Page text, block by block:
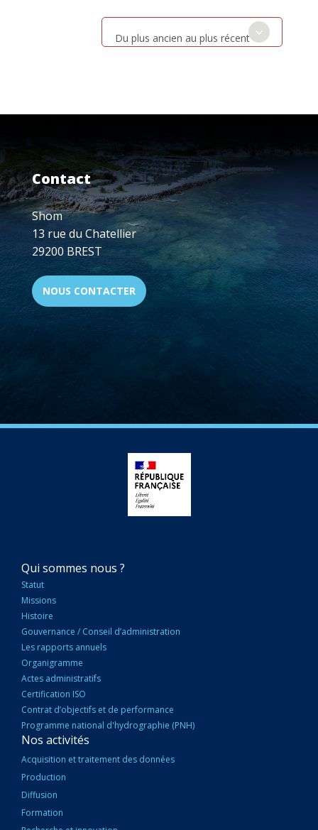
Du plus ancien au plus récent
Contact
Shom
13 rue du Chatellier
29200 BREST
NOUS CONTACTER
NAVIGATION
PRINCIPALE
Qui sommes nous ?
Statut
Missions
Histoire
Gouvernance / Conseil d’administration
Les rapports annuels
Organigramme
Actes administratifs
Certification ISO
Contrat d’objectifs et de performance
Programme national d'hydrographie (PNH)
Nos activités
Acquisition et traitement des données
Production
Diffusion
Formation